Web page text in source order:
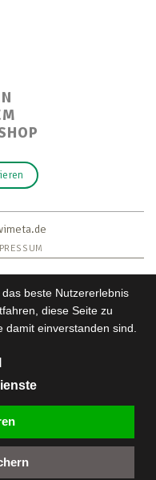
welche Cookies
beste Nutzererlebnis
diese Seite zu
einverstanden sind.